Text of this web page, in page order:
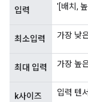
입력 '[배치,
최소입력 가장 낮
최대 입력 가장 높
k사이즈 입력 텐